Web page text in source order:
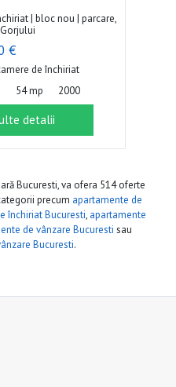
| bloc nou | parcare,
€
de închiriat
54 mp 2000
detalii
Bucuresti, va ofera 514 oferte
precum apartamente de
închiriat Bucuresti, apartamente
de vânzare Bucuresti sau
Bucuresti.